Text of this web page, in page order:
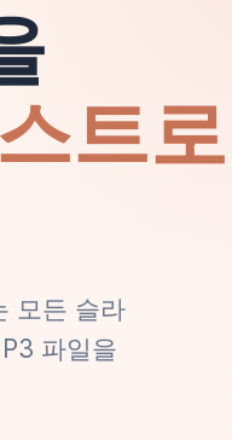
트로
모든 슬라
파일을